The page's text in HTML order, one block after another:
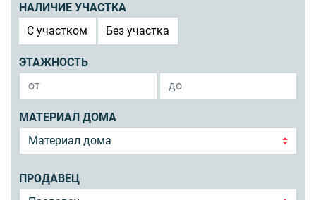
НАЛИЧИЕ УЧАСТКА
C участком
Без участка
ЭТАЖНОСТЬ
МАТЕРИАЛ ДОМА
ПРОДАВЕЦ